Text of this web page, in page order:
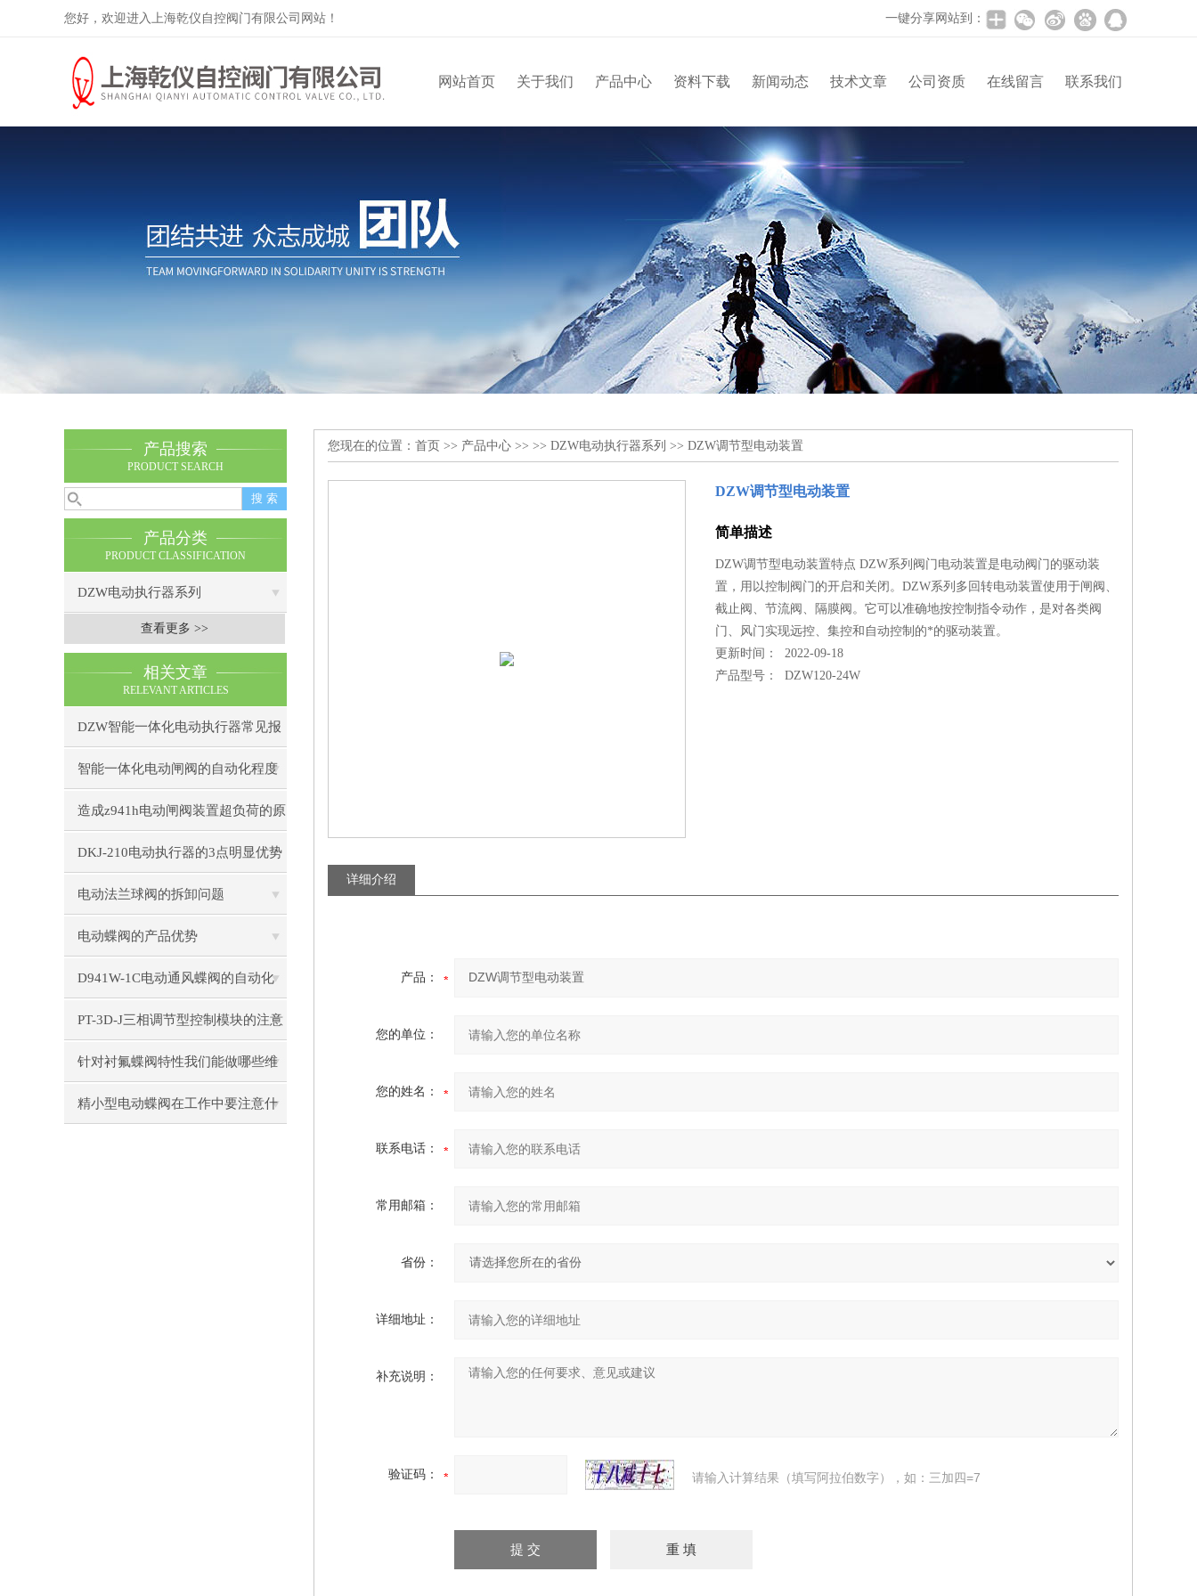
您好，欢迎进入上海乾仪自控阀门有限公司网站！ 一键分享网站到：
网站首页 关于我们 产品中心 资料下载 新闻动态 技术文章 公司资质 在线留言 联系我们
产品搜索
PRODUCT SEARCH
产品分类
PRODUCT CLASSIFICATION
DZW电动执行器系列
查看更多 >>
相关文章
RELEVANT ARTICLES
DZW智能一体化电动执行器常见报
警代码及处理方法
智能一体化电动闸阀的自动化程度
如何？
造成z941h电动闸阀装置超负荷的原
因
DKJ-210电动执行器的3点明显优势
电动法兰球阀的拆卸问题
电动蝶阀的产品优势
D941W-1C电动通风蝶阀的自动化
控制技术
PT-3D-J三相调节型控制模块的注意
事项
针对衬氟蝶阀特性我们能做哪些维
护
精小型电动蝶阀在工作中要注意什
您现在的位置： 首页 >> 产品中心 >> >> DZW电动执行器系列 >> DZW调节型电动装置
DZW调节型电动装置
简单描述
DZW调节型电动装置特点 DZW系列阀门电动装置是电动阀门的驱动装
置，用以控制阀门的开启和关闭。DZW系列多回转电动装置使用于闸阀、
截止阀、节流阀、隔膜阀。它可以准确地按控制指令动作，是对各类阀
门、风门实现远控、集控和自动控制的*的驱动装置。
更新时间： 2022-09-18
产品型号：DZW120-24W
详细介绍
产品：
您的单位：
您的姓名：
联系电话：
常用邮箱：
省份：
详细地址：
补充说明：
验证码： 请输入计算结果（填写阿拉伯数字），如：三加四=7